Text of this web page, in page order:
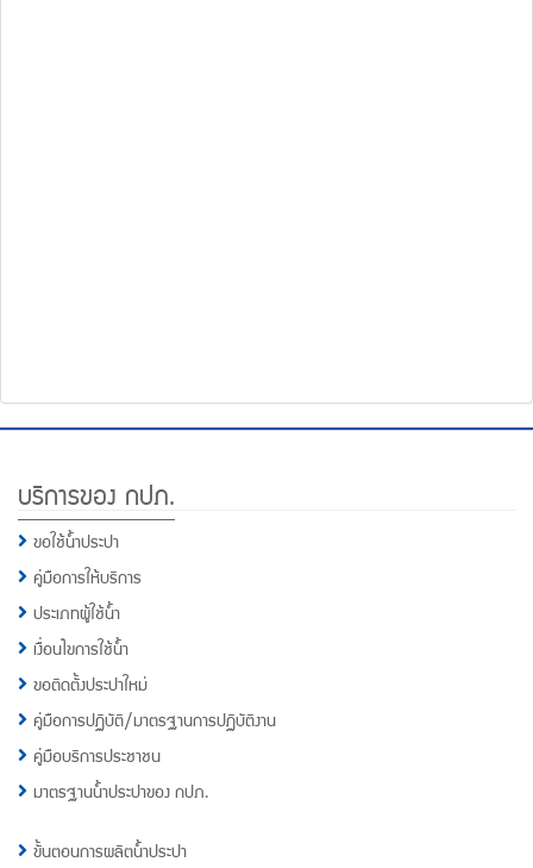
Footer
Menu
บริการของ กปภ.
ขอใช้น้ำประปา
คู่มือการให้บริการ
ประเภทผู้ใช้น้ำ
เงื่อนไขการใช้น้ำ
ขอติดตั้งประปาใหม่
คู่มือการปฏิบัติ/มาตรฐานการปฏิบัติงาน
คู่มือบริการประชาชน
มาตรฐานน้ำประปาของ กปภ.
ขั้นตอนการผลิตน้ำประปา